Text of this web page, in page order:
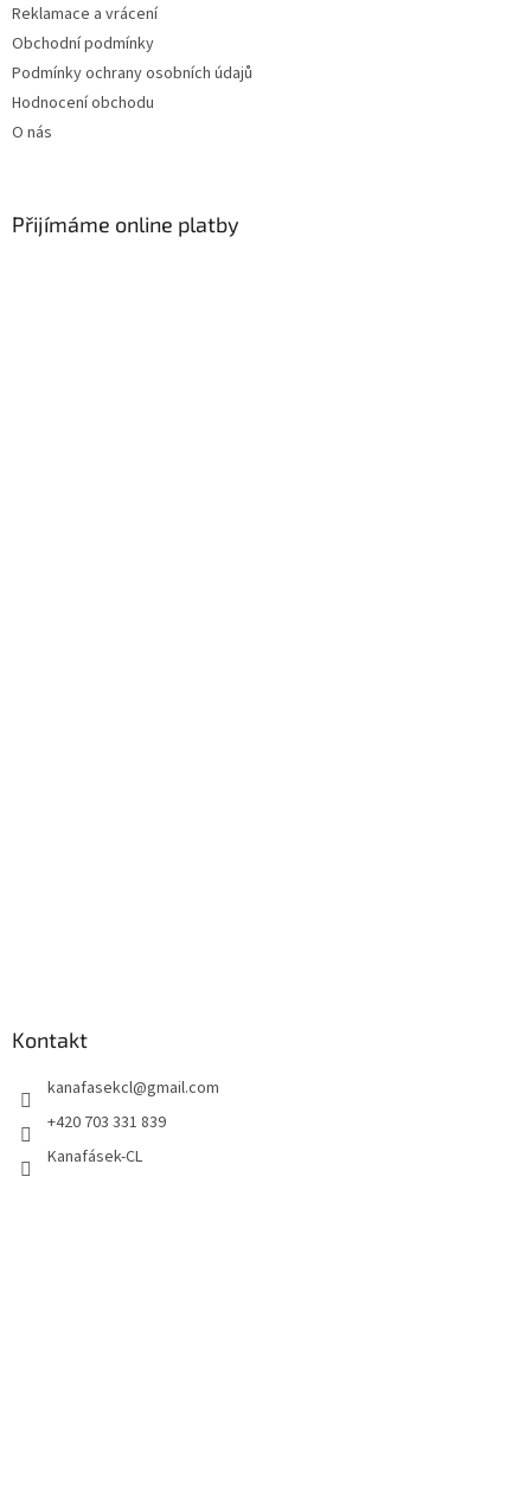
Reklamace a vrácení
Obchodní podmínky
Podmínky ochrany osobních údajů
Hodnocení obchodu
O nás
Přijímáme online platby
Kontakt
kanafasekcl@gmail.com
+420 703 331 839
Kanafásek-CL